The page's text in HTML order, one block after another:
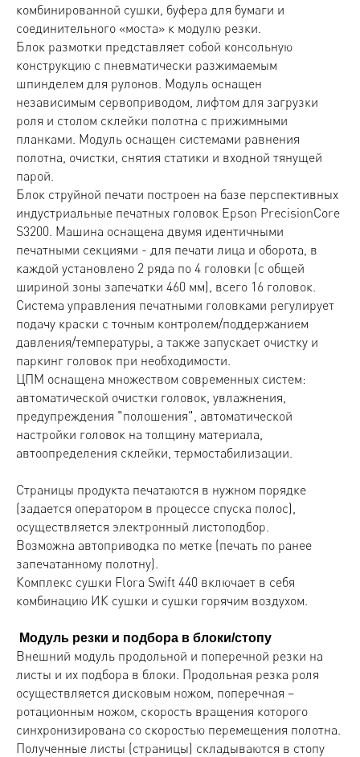
комбинированной сушки, буфера для бумаги и
соединительного «моста» к модулю резки.
Блок размотки представляет собой консольную
конструкцию c пневматически разжимаемым
шпинделем для рулонов. Модуль оснащен
независимым сервоприводом, лифтом для загрузки
роля и столом склейки полотна с прижимными
планками. Модуль оснащен системами равнения
полотна, очистки, снятия статики и входной тянущей
парой.
Блок струйной печати построен на базе перспективных
индустриальные печатных головок Epson PrecisionCore
S3200. Машина оснащена двумя идентичными
печатными секциями - для печати лица и оборота, в
каждой установлено 2 ряда по 4 головки (с общей
шириной зоны запечатки 460 мм), всего 16 головок.
Система управления печатными головками регулирует
подачу краски с точным контролем/поддержанием
давления/температуры, а также запускает очистку и
паркинг головок при необходимости.
ЦПМ оснащена множеством современных систем:
автоматической очистки головок, увлажнения,
предупреждения "полошения", автоматической
настройки головок на толщину материала,
автоопределения склейки, термостабилизации.
Страницы продукта печатаются в нужном порядке
(задается оператором в процессе спуска полос),
осуществляется электронный листоподбор.
Возможна автоприводка по метке (печать по ранее
запечатанному полотну).
Комплекс сушки Flora Swift 440 включает в себя
комбинацию ИК сушки и сушки горячим воздухом.
Модуль резки и подбора в блоки/стопу
Внешний модуль продольной и поперечной резки на
листы и их подбора в блоки. Продольная резка роля
осуществляется дисковым ножом, поперечная –
ротационным ножом, скорость вращения которого
синхронизирована со скоростью перемещения полотна.
Полученные листы (страницы) складываются в стопу